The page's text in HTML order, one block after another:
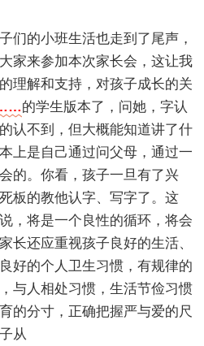
们的小班生活也走到了尾声，
家来参加本次家长会，这让我
理解和支持，对孩子成长的关
……的学生版本了，问她，字认
认不到，但大概能知道讲了什
上是自己通过问父母，通过一
的。你看，孩子一旦有了兴
板的教他认字、写字了。这
，将是一个良性的循环，将会
长还应重视孩子良好的生活、
好的个人卫生习惯，有规律的
与人相处习惯，生活节俭习惯
的分寸，正确把握严与爱的尺
从